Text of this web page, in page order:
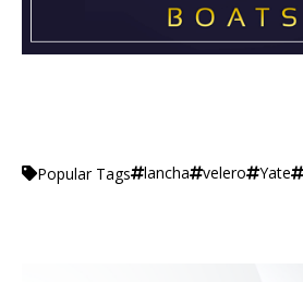
Popular Tags lancha velero Yate